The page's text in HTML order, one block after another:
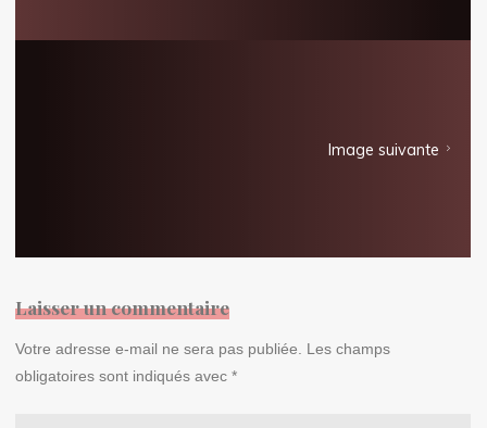
Image suivante
Laisser un commentaire
Votre adresse e-mail ne sera pas publiée.
Les champs
obligatoires sont indiqués avec*